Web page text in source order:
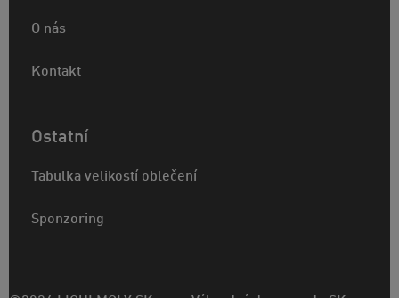
O nás
Kontakt
Ostatní
Tabulka velikostí oblečení
Sponzoring